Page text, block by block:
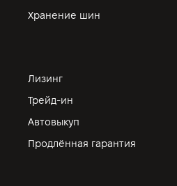
Хранение шин
Лизинг
Трейд-ин
Автовыкуп
Продлённая гарантия